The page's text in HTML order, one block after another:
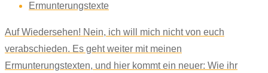
Ermunterungstexte
Auf Wiedersehen! Nein, ich will mich nicht von euch
verabschieden. Es geht weiter mit meinen
Ermunterungstexten, und hier kommt ein neuer: Wie ihr